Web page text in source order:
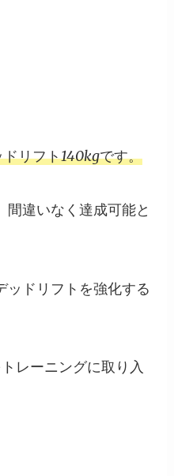
リフト140kgです。
違いなく達成可能と
ッドリフトを強化する
レーニングに取り入